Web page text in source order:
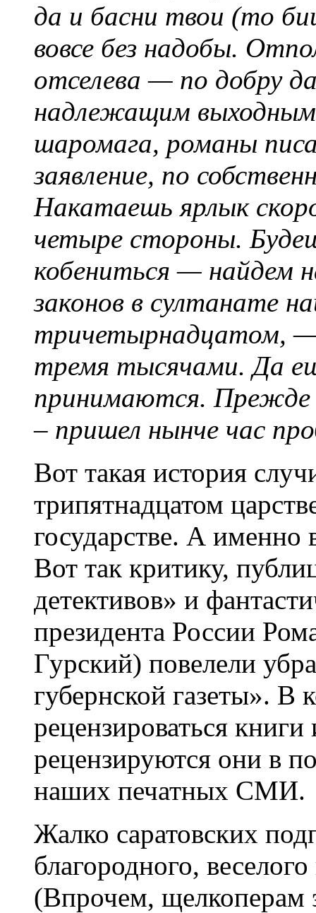
да и басни твои (то
вовсе без надобы.
отселева — по добру
надлежащим выходным
шаромага, романы
заявление, по
Накатаешь ярлык
четыре стороны.
кобениться — найдем
законов в султанате
тричетырнадцатом,
тремя тысячами. Да
принимаются. Прежде
– пришел нынче час
Вот такая история
трипятнадцатом
государстве. А
Вот так критику,
детективов» и
президента России
Гурский) повелели
губернской газеты». В
рецензироваться
рецензируются они в
наших печатных СМИ.
Жалко саратовских
благородного,
(Впрочем, щелкоперам